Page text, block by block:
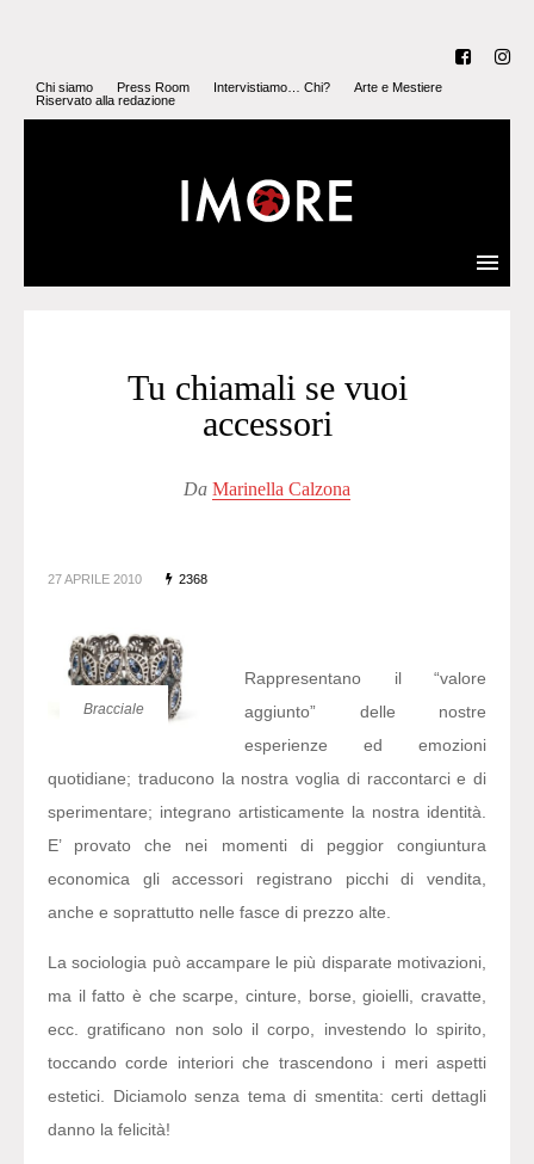
Chi siamo Press Room Intervistiamo… Chi?
Arte e Mestiere
Riservato alla redazione
Tu chiamali se vuoi
accessori
Da Marinella Calzona
27 APRILE 2010 2368
Bracciale
Rappresentano il “valore
aggiunto” delle nostre
esperienze ed emozioni
quotidiane; traducono la nostra voglia di raccontarci e di
sperimentare; integrano artisticamente la nostra identità.
E’ provato che nei momenti di peggior congiuntura
economica gli accessori registrano picchi di vendita,
anche e soprattutto nelle fasce di prezzo alte.
La sociologia può accampare le più disparate motivazioni,
ma il fatto è che scarpe, cinture, borse, gioielli, cravatte,
ecc. gratificano non solo il corpo, investendo lo spirito,
toccando corde interiori che trascendono i meri aspetti
estetici. Diciamolo senza tema di smentita: certi dettagli
danno la felicità!